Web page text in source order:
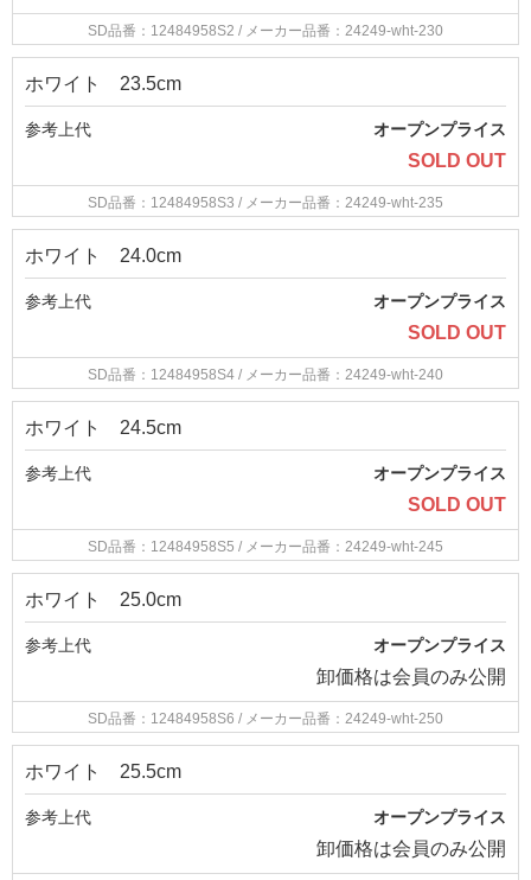
SD品番：12484958S2 / メーカー品番：24249-wht-230
ホワイト 23.5cm
参考上代 オープンプライス
SOLD OUT
SD品番：12484958S3 / メーカー品番：24249-wht-235
ホワイト 24.0cm
参考上代 オープンプライス
SOLD OUT
SD品番：12484958S4 / メーカー品番：24249-wht-240
ホワイト 24.5cm
参考上代 オープンプライス
SOLD OUT
SD品番：12484958S5 / メーカー品番：24249-wht-245
ホワイト 25.0cm
参考上代 オープンプライス
卸価格は会員のみ公開
SD品番：12484958S6 / メーカー品番：24249-wht-250
ホワイト 25.5cm
参考上代 オープンプライス
卸価格は会員のみ公開